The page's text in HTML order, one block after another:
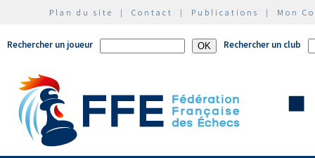
Plan du site | Contact | Publications | Mon
Rechercher un joueur Rechercher un club